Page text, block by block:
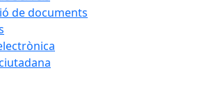
de documents